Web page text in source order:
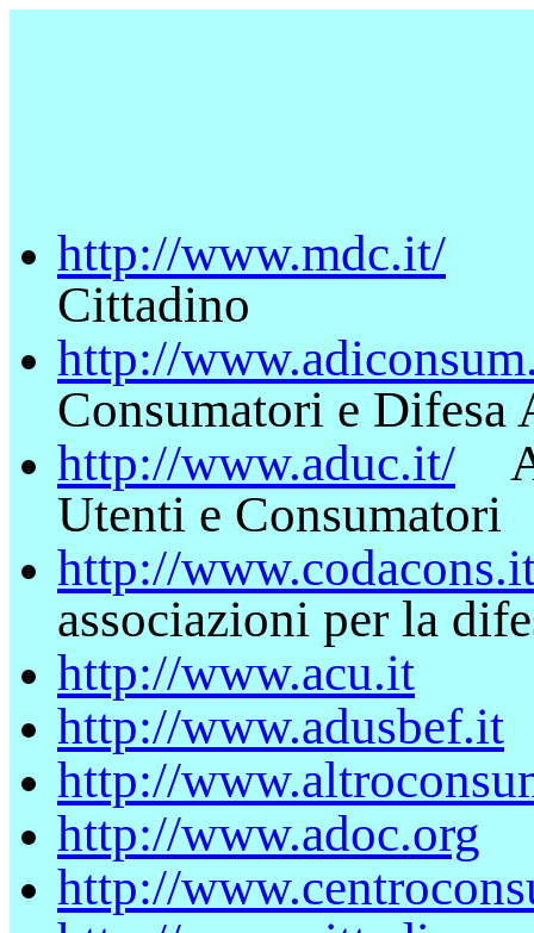
http://www.mdc.it/
Cittadino
http://
Consumatori e Difesa
http://www.aduc.it/
Utenti e Consumatori
http://
associazioni per la
http://www.acu.it
http://www.adusbef.it
http://
http://www.adoc.org
http://